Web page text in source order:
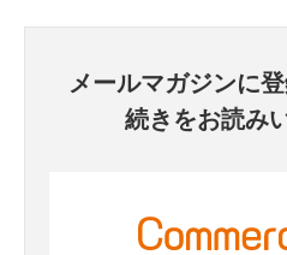
メールマガジンに
続きをお読み